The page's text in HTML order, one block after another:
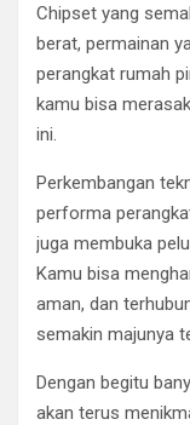
Chipset yang
berat, permainan
perangkat rumah
kamu bisa
ini.
Perkembangan
performa
juga membuka
Kamu bisa
aman, dan
semakin majunya
Dengan begitu
akan terus